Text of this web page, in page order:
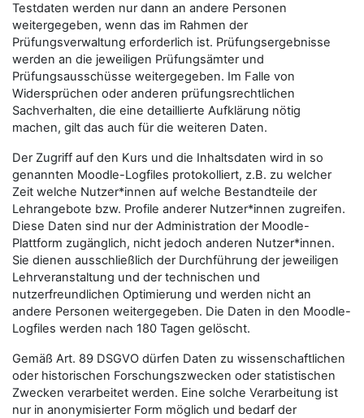
Testdaten werden nur dann an andere Personen
weitergegeben, wenn das im Rahmen der
Prüfungsverwaltung erforderlich ist. Prüfungsergebnisse
werden an die jeweiligen Prüfungsämter und
Prüfungsausschüsse weitergegeben. Im Falle von
Widersprüchen oder anderen prüfungsrechtlichen
Sachverhalten, die eine detaillierte Aufklärung nötig
machen, gilt das auch für die weiteren Daten.
Der Zugriff auf den Kurs und die Inhaltsdaten wird in so
genannten Moodle-Logfiles protokolliert, z.B. zu welcher
Zeit welche Nutzer*innen auf welche Bestandteile der
Lehrangebote bzw. Profile anderer Nutzer*innen zugreifen.
Diese Daten sind nur der Administration der Moodle-
Plattform zugänglich, nicht jedoch anderen Nutzer*innen.
Sie dienen ausschließlich der Durchführung der jeweiligen
Lehrveranstaltung und der technischen und
nutzerfreundlichen Optimierung und werden nicht an
andere Personen weitergegeben. Die Daten in den Moodle-
Logfiles werden nach 180 Tagen gelöscht.
Gemäß Art. 89 DSGVO dürfen Daten zu wissenschaftlichen
oder historischen Forschungszwecken oder statistischen
Zwecken verarbeitet werden. Eine solche Verarbeitung ist
nur in anonymisierter Form möglich und bedarf der